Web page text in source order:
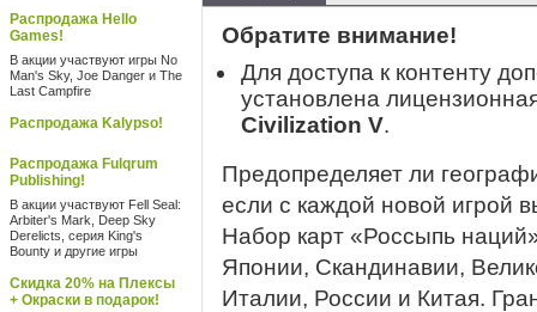
Распродажа Hello
Games!
В акции участвуют игры No
Man's Sky, Joe Danger и The
Last Campfire
Распродажа Kalypso!
Распродажа Fulqrum
Publishing!
В акции участвуют Fell Seal:
Arbiter's Mark, Deep Sky
Derelicts, серия King's
Bounty и другие игры
Скидка 20% на Плексы
+ Окраски в подарок!
Обратите внимание!
Для доступа к контенту
установлена
Civilization V.
Предопределяет ли
если с каждой новой игрой
Набор карт «Россыпь
Японии, Скандинавии,
Италии, России и Китая.